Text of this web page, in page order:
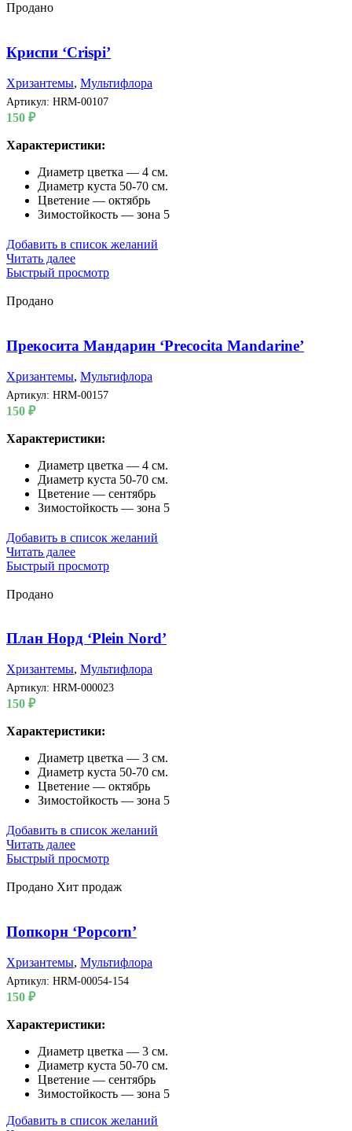
Продано
Криспи ‘Crispi’
Хризантемы, Мультифлора
Артикул: HRM-00107
150 ₽
Характеристики:
Диаметр цветка — 4 см.
Диаметр куста 50-70 см.
Цветение — октябрь
Зимостойкость — зона 5
Добавить в список желаний
Читать далее
Быстрый просмотр
Продано
Прекосита Мандарин ‘Precocita Mandarine’
Хризантемы, Мультифлора
Артикул: HRM-00157
150 ₽
Характеристики:
Диаметр цветка — 4 см.
Диаметр куста 50-70 см.
Цветение — сентябрь
Зимостойкость — зона 5
Добавить в список желаний
Читать далее
Быстрый просмотр
Продано
План Норд ‘Plein Nord’
Хризантемы, Мультифлора
Артикул: HRM-000023
150 ₽
Характеристики:
Диаметр цветка — 3 см.
Диаметр куста 50-70 см.
Цветение — октябрь
Зимостойкость — зона 5
Добавить в список желаний
Читать далее
Быстрый просмотр
Продано Хит продаж
Попкорн ‘Popcorn’
Хризантемы, Мультифлора
Артикул: HRM-00054-154
150 ₽
Характеристики:
Диаметр цветка — 3 см.
Диаметр куста 50-70 см.
Цветение — сентябрь
Зимостойкость — зона 5
Добавить в список желаний